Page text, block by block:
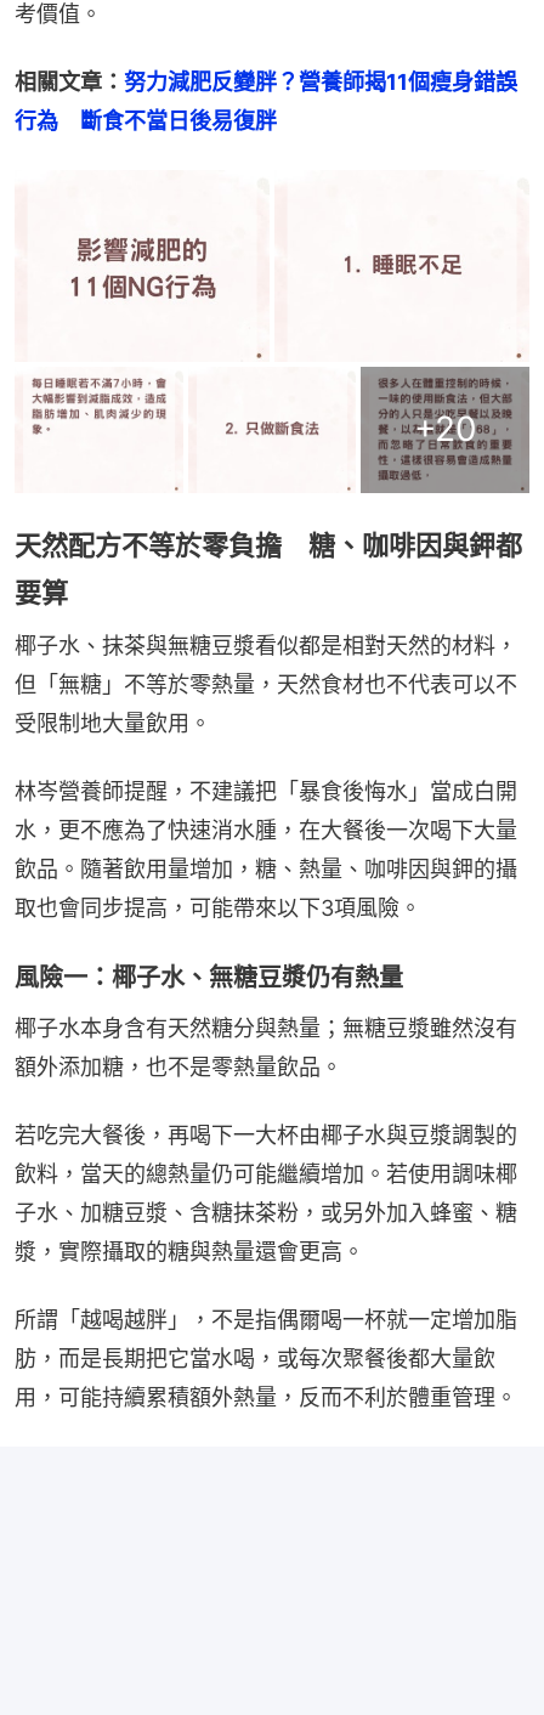
考價值。
相關文章： 努力減肥反變胖？營養師揭11個瘦身錯誤
行為　斷食不當日後易復胖
+20
天然配方不等於零負擔 糖、咖啡因與鉀都
要算
椰子水、抹茶與無糖豆漿看似都是相對天然的材料，
但「無糖」不等於零熱量，天然食材也不代表可以不
受限制地大量飲用。
林岑營養師提醒，不建議把「暴食後悔水」當成白開
水，更不應為了快速消水腫，在大餐後一次喝下大量
飲品。隨著飲用量增加，糖、熱量、咖啡因與鉀的攝
取也會同步提高，可能帶來以下3項風險。
風險一：椰子水、無糖豆漿仍有熱量
椰子水本身含有天然糖分與熱量；無糖豆漿雖然沒有
額外添加糖，也不是零熱量飲品。
若吃完大餐後，再喝下一大杯由椰子水與豆漿調製的
飲料，當天的總熱量仍可能繼續增加。若使用調味椰
子水、加糖豆漿、含糖抹茶粉，或另外加入蜂蜜、糖
漿，實際攝取的糖與熱量還會更高。
所謂「越喝越胖」，不是指偶爾喝一杯就一定增加脂
肪，而是長期把它當水喝，或每次聚餐後都大量飲
用，可能持續累積額外熱量，反而不利於體重管理。